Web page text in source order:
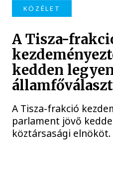
KÖZÉLET
A Tisza-
kedden
A Tisza-frakció
parlament jövő
köztársasági elnököt.